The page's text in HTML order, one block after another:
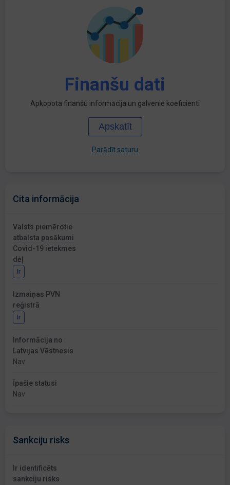
Finanšu dati
Apkopota finanšu informācija un galvenie koeficienti
Apskatīt
Parādīt saturu
Cita informācija
Valsts piemērotie
atbalsta pasākumi
Covid-19 ietekmes
dēļ
Ir
Izmaiņas PVN
reģistrā
Ir
Informācija no
Latvijas Vēstnesis
Nav
Īpašie statusi
Nav
Sankciju risks
Ir identificēts
sankciju risks